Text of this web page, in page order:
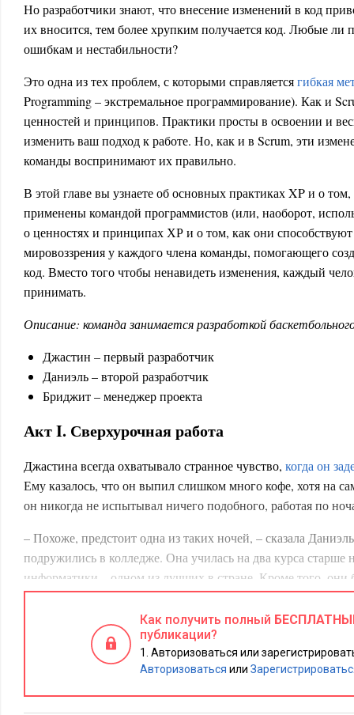
Но разработчики знают, что внесение изменений в код
их вносится, тем более хрупким получается код. Любые ли
ошибкам и нестабильности?
Это одна из тех проблем, с которыми справляетсягибкая
Programming – экстремальное программирование). Как и
ценностей и принципов. Практики просты в освоении и
изменить ваш подход к работе. Но, как и в Scrum, эти
команды воспринимают их правильно.
В этой главе вы узнаете об основных практиках XP и о
применены командой программистов (или, наоборот,
о ценностях и принципах ХР и о том, как они
мировоззрения у каждого члена команды, помогающего
код. Вместо того чтобы ненавидеть изменения, каждый
принимать.
Описание: команда занимается разработкой
Джастин – первый разработчик
Даниэль – второй разработчик
Бриджит – менеджер проекта
Акт I. Сверхурочная работа
Джастина всегда охватывало странное чувство, когда он
Ему казалось, что он выпил слишком много кофе, хотя на
он никогда не испытывал ничего подобного, работая по
– Похоже, предстоит одна из таких ночей, – сказала
подружились в колледже. Она училась на два курса старше
информатики – одном из лучших в стране. Кроме того,
занятиях в химической лаборатории. Даниэль дала ему
устраивался разработчиком онлайновой фантазийной
Online. Эта компания занимается разработкой сайтов на
оказалась его первым работодателем.
Как получить полный
публикации?
Авторизоваться или
Авторизоваться или